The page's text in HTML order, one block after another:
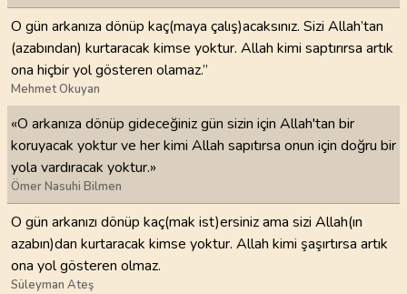
O gün arkanıza dönüp kaç(maya çalış)acaksınız. Sizi Allah’tan
(azabından) kurtaracak kimse yoktur. Allah kimi saptırırsa artık
ona hiçbir yol gösteren olamaz.”
Mehmet Okuyan
«O arkanıza dönüp gideceğiniz gün sizin için Allah'tan bir
koruyacak yoktur ve her kimi Allah sapıtırsa onun için doğru bir
yola vardıracak yoktur.»
Ömer Nasuhi Bilmen
O gün arkanızı dönüp kaç(mak ist)ersiniz ama sizi Allah(ın
azabın)dan kurtaracak kimse yoktur. Allah kimi şaşırtırsa artık
ona yol gösteren olmaz.
Süleyman Ateş